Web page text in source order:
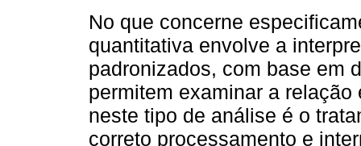
No que concerne
quantitativa envolve a
padronizados, com base em
permitem examinar a
neste tipo de análise é o
correto processamento e